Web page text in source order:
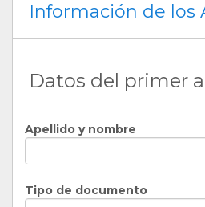
Información de los
Datos del primer
Apellido y nombre
Tipo de documento